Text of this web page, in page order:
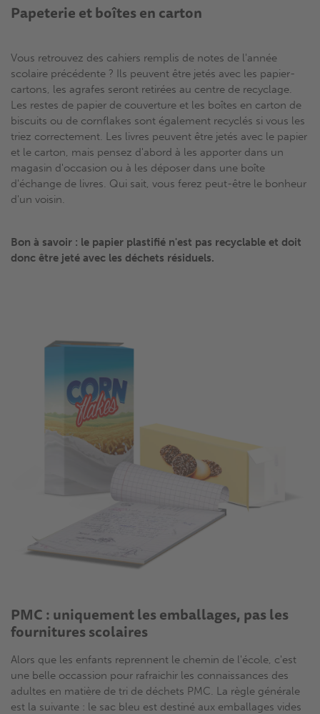
Papeterie et boîtes en carton
Vous retrouvez des cahiers remplis de notes de l'année
scolaire précédente ? Ils peuvent être jetés avec les papier-
cartons, les agrafes seront retirées au centre de recyclage.
Les restes de papier de couverture et les boîtes en carton de
biscuits ou de cornflakes sont également recyclés si vous les
triez correctement. Les livres peuvent être jetés avec le papier
et le carton, mais pensez d'abord à les apporter dans un
magasin d'occasion ou à les déposer dans une boîte
d'échange de livres. Qui sait, vous ferez peut-être le bonheur
d'un voisin.
Bon à savoir : le papier plastifié n'est pas recyclable et doit
donc être jeté avec les déchets résiduels.
PMC : uniquement les emballages, pas les
fournitures scolaires
Alors que les enfants reprennent le chemin de l'école, c'est
une belle occassion pour rafraichir les connaissances des
adultes en matière de tri de déchets PMC. La règle générale
est la suivante : le sac bleu est destiné aux emballages vides